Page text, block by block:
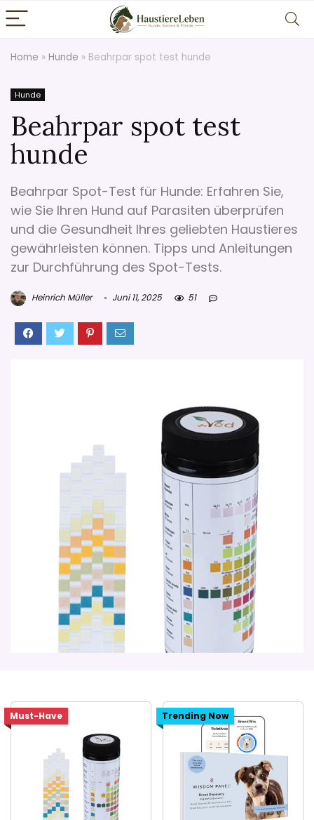
Home » Hunde » Beahrpar spot test hunde
Hunde
Beahrpar spot test
hunde
Beahrpar Spot-Test für Hunde: Erfahren Sie,
wie Sie Ihren Hund auf Parasiten überprüfen
und die Gesundheit Ihres geliebten Haustieres
gewährleisten können. Tipps und Anleitungen
zur Durchführung des Spot-Tests.
Heinrich Müller Juni 11, 2025 51
Must-Have Trending Now